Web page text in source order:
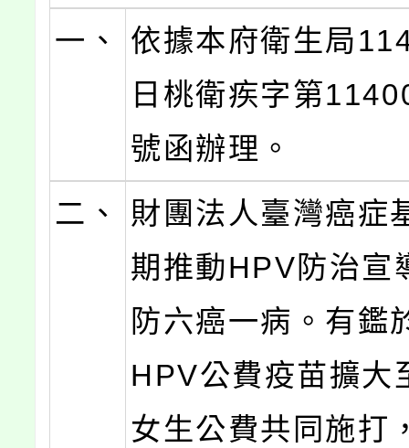
一、
依據本府衛生局
日桃衛疾字第
號函辦理。
二、
財團法人臺灣癌症
期推動HPV防治宣
防六癌一病。有鑑
HPV公費疫苗擴大
女生公費共同施打